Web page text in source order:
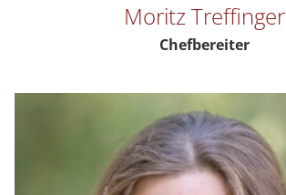
Moritz Treffinger
Chefbereiter